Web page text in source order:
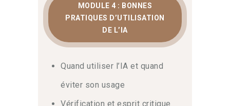
MODULE 4 : BONNES
PRATIQUES D’UTILISATION
DE L’IA
Quand utiliser l’IA et quand
éviter son usage
Vérification et esprit critique